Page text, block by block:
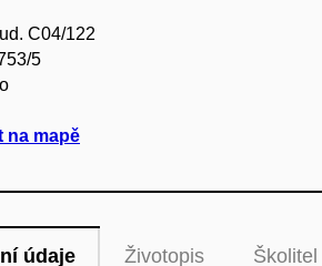
C04/122
5
na mapě
údaje Životopis Školitel